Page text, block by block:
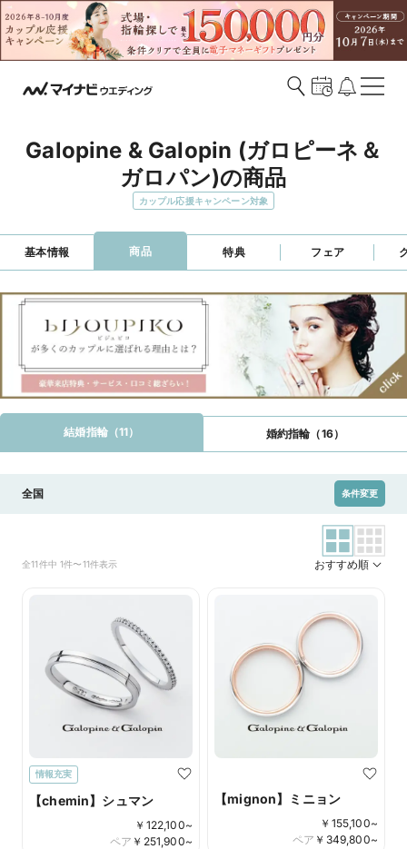
Galopine & Galopin (ガロピーネ＆
ガロパン)の商品
カップル応援キャンペーン対象
基本情報 商品 特典 フェア
結婚指輪（11） 婚約指輪（16）
全国 条件変更
全11件中 1件〜11件表示 おすすめ順
情報充実
【chemin】シュマン
￥ 122,100~
￥ 251,900~
ペア
【mignon】ミニョン
￥ 155,100~
￥ 349,800~
ペア